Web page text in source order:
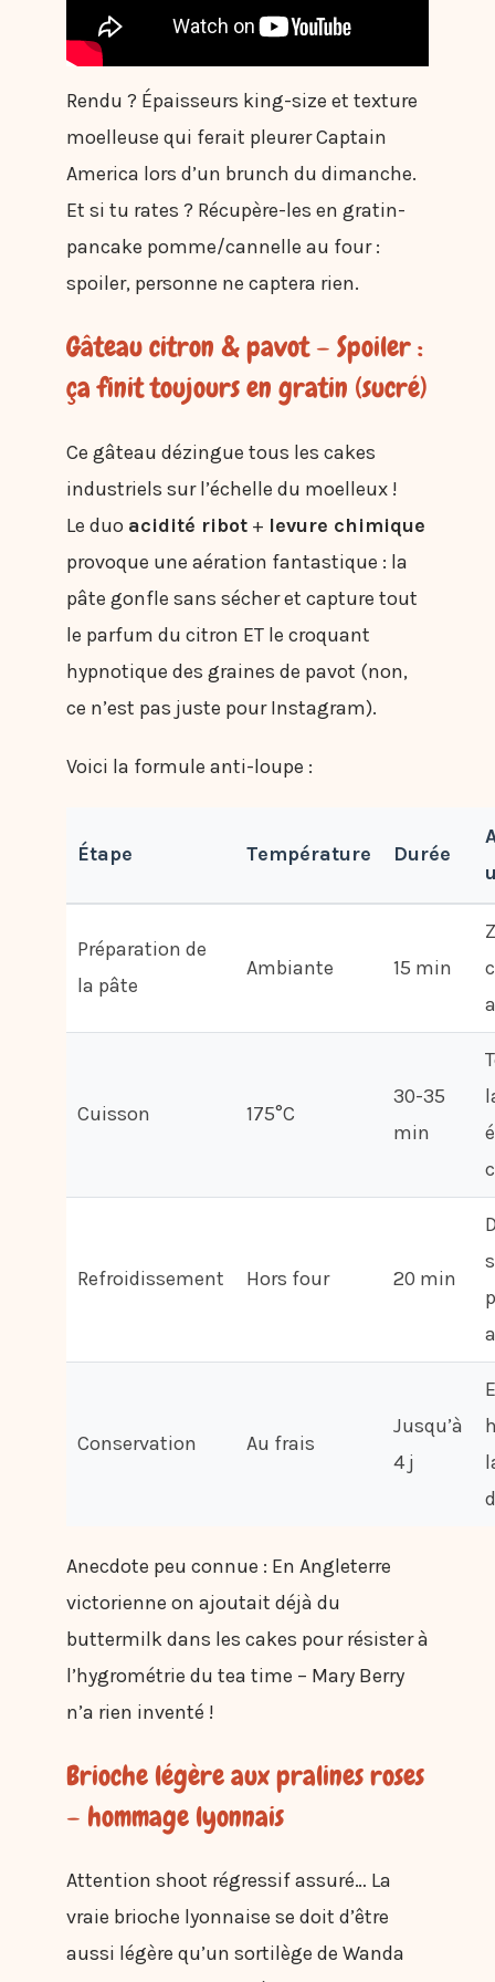
Rendu ? Épaisseurs king-size et texture
moelleuse qui ferait pleurer Captain
America lors d’un brunch du dimanche.
Et si tu rates ? Récupère-les en gratin-
pancake pomme/cannelle au four :
spoiler, personne ne captera rien.
Gâteau citron & pavot – Spoiler :
ça finit toujours en gratin (sucré)
Ce gâteau dézingue tous les cakes
industriels sur l’échelle du moelleux !
Le duo acidité ribot + levure chimique
provoque une aération fantastique : la
pâte gonfle sans sécher et capture tout
le parfum du citron ET le croquant
hypnotique des graines de pavot (non,
ce n’est pas juste pour Instagram).
Voici la formule anti-loupe :
Étape Température Durée
Préparation de
la pâte
Ambiante 15 min
Cuisson 175°C
30-35
min
Refroidissement Hors four 20 min
Conservation Au frais
Jusqu’à
4 j
Anecdote peu connue : En Angleterre
victorienne on ajoutait déjà du
buttermilk dans les cakes pour résister à
l’hygrométrie du tea time – Mary Berry
n’a rien inventé !
Brioche légère aux pralines roses
– hommage lyonnais
Attention shoot régressif assuré… La
vraie brioche lyonnaise se doit d’être
aussi légère qu’un sortilège de Wanda